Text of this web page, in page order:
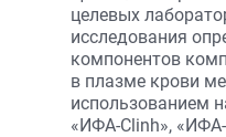
целевых
исследования
компонентов
в плазме крови
использованием
«ИФА-Clinh»,